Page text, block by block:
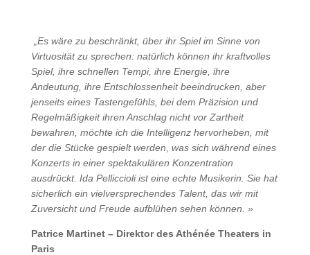
„Es wäre zu beschränkt, über ihr Spiel im Sinne von
Virtuosität zu sprechen: natürlich können ihr kraftvolles
Spiel, ihre schnellen Tempi, ihre Energie, ihre
Andeutung, ihre Entschlossenheit beeindrucken, aber
jenseits eines Tastengefühls, bei dem Präzision und
Regelmäßigkeit ihren Anschlag nicht vor Zartheit
bewahren, möchte ich die Intelligenz hervorheben, mit
der die Stücke gespielt werden, was sich während eines
Konzerts in einer spektakulären Konzentration
ausdrückt. Ida Pelliccioli ist eine echte Musikerin. Sie hat
sicherlich ein vielversprechendes Talent, das wir mit
Zuversicht und Freude aufblühen sehen können. »
Patrice Martinet – Direktor des Athénée Theaters in
Paris